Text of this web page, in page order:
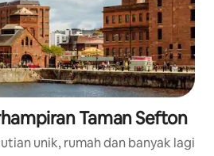
Taman Sefton
unik, rumah dan banyak lagi